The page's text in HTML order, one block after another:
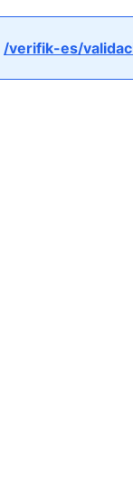
/verifik-es/